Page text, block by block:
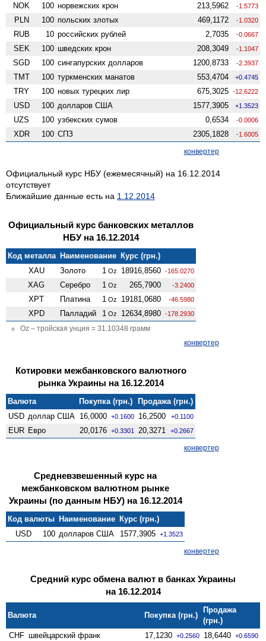
NOK 100 норвежских крон 213,5962 -1.5773
PLN 100 польских злотых 469,1172 -1.0320
RUB 10 российских рублей 2,7035 -0.0667
SEK 100 шведских крон 208,3049 -1.1047
SGD 100 сингапурских долларов 1200,8733 -2.3937
TMT 100 туркменских манатов 553,4704 +0.4745
TRY 100 новых турецких лир 675,3025 -12.6222
USD 100 долларов США 1577,3905 +1.3523
UZS 100 узбекских сумов 0,6534 -0.0006
XDR 100 СПЗ 2305,1828 -1.6005
конвертер
Официальный курс НБУ (ежемесячный) на 16.12.2014
отсутствует
Ближайшие данные есть на 1.12.2014
Официальный курс банковских металлов
НБУ на 16.12.2014
Код металла Наименование Курс (грн.)
XAU
Золото 1 Oz 18916,8560 -165.0270
XAG Серебро 1 Oz 265,7900 -3.2400
XPT Платина 1 Oz 19181,0680 -46.5980
XPD Палладий 1 Oz 12634,8980 -178.2930
Oz – тройская унция = 31.10348 грамм
конвертер
Котировки межбанковского валютного
рынка Украины на 16.12.2014
Валюта Покупка (грн.)
Продажа (грн.)
USD доллар США 16,0000 +0.1600 16,2500 +0.1100
EUR Евро 20,0176 +0.3301 20,3271 +0.2667
конвертер
Средневзвешенный курс на
межбанковском валютном рынке
Украины (по данным НБУ) на 16.12.2014
Код валюты Наименование Курс (грн.)
USD
100 долларов США 1577,3905 +1.3523
конвертер
Средний курс обмена валют в банках Украины
на 16.12.2014
Валюта Покупка (грн.)
Продажа
(грн.)
CHF швейцарский франк 17,1230 +0.2560 18,6440 +0.6590